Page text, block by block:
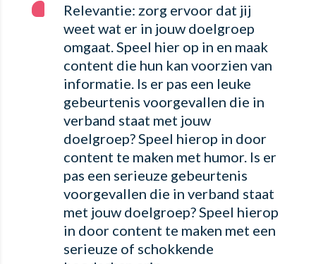
Relevantie: zorg ervoor dat jij
weet wat er in jouw doelgroep
omgaat. Speel hier op in en maak
content die hun kan voorzien van
informatie. Is er pas een leuke
gebeurtenis voorgevallen die in
verband staat met jouw
doelgroep? Speel hierop in door
content te maken met humor. Is er
pas een serieuze gebeurtenis
voorgevallen die in verband staat
met jouw doelgroep? Speel hierop
in door content te maken met een
serieuze of schokkende